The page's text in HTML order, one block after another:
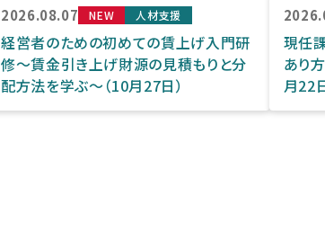
2026.08.07 NEW 人材支援
経営者のための初めての賃上げ入門研
修～賃金引き上げ財源の見積もりと分
配方法を学ぶ～（10月27日）
現任
あり
月22